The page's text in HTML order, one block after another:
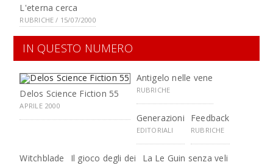
L'eterna cerca
RUBRICHE / 15/07/2000
IN QUESTO NUMERO
Delos Science Fiction 55
APRILE 2000
Antigelo nelle vene
RUBRICHE
Generazioni
EDITORIALI
Feedback
RUBRICHE
Witchblade Il gioco degli dei La Le Guin senza veli